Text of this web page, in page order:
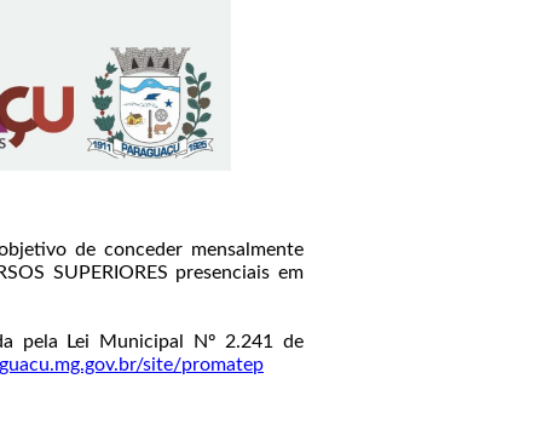
de conceder mensalmente
SUPERIORES presenciais em
pela Lei Municipal Nº 2.241 de
site/promatep